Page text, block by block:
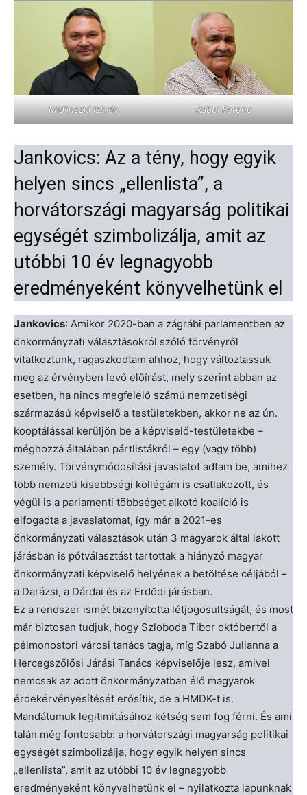
Midlinszki István Rabbi Ferenc
Jankovics: Az a tény, hogy egyik
helyen sincs „ellenlista”, a
horvátországi magyarság politikai
egységét szimbolizálja, amit az
utóbbi 10 év legnagyobb
eredményeként könyvelhetünk el
Jankovics: Amikor 2020-ban a zágrábi parlamentben az
önkormányzati választásokról szóló törvényről
vitatkoztunk, ragaszkodtam ahhoz, hogy változtassuk
meg az érvényben levő előírást, mely szerint abban az
esetben, ha nincs megfelelő számú nemzetiségi
származású képviselő a testületekben, akkor ne az ún.
kooptálással kerüljön be a képviselő-testületekbe –
méghozzá általában pártlistákról – egy (vagy több)
személy. Törvénymódosítási javaslatot adtam be, amihez
több nemzeti kisebbségi kollégám is csatlakozott, és
végül is a parlamenti többséget alkotó koalíció is
elfogadta a javaslatomat, így már a 2021-es
önkormányzati választások után 3 magyarok által lakott
járásban is pótválasztást tartottak a hiányzó magyar
önkormányzati képviselő helyének a betöltése céljából –
a Darázsi, a Dárdai és az Erdődi járásban.
Ez a rendszer ismét bizonyította létjogosultságát, és most
már biztosan tudjuk, hogy Szloboda Tibor októbertől a
pélmonostori városi tanács tagja, míg Szabó Julianna a
Hercegszőlősi Járási Tanács képviselője lesz, amivel
nemcsak az adott önkormányzatban élő magyarok
érdekérvényesítését erősítik, de a HMDK-t is.
Mandátumuk legitimitásához kétség sem fog férni. És ami
talán még fontosabb: a horvátországi magyarság politikai
egységét szimbolizálja, hogy egyik helyen sincs
„ellenlista”, amit az utóbbi 10 év legnagyobb
eredményeként könyvelhetünk el – nyilatkozta lapunknak